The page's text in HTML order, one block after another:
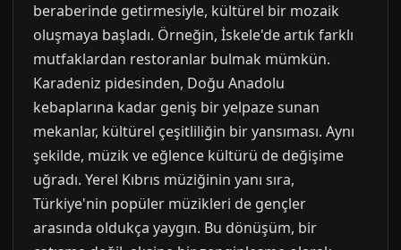
beraberinde getirmesiyle, kültürel bir mozaik
oluşmaya başladı. Örneğin, İskele'de artık farklı
mutfaklardan restoranlar bulmak mümkün.
Karadeniz pidesinden, Doğu Anadolu
kebaplarına kadar geniş bir yelpaze sunan
mekanlar, kültürel çeşitliliğin bir yansıması. Aynı
şekilde, müzik ve eğlence kültürü de değişime
uğradı. Yerel Kıbrıs müziğinin yanı sıra,
Türkiye'nin popüler müzikleri de gençler
arasında oldukça yaygın. Bu dönüşüm, bir